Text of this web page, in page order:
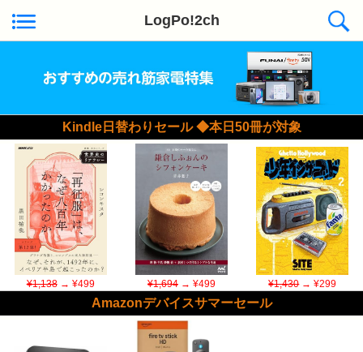
LogPo!2ch
Kindle日替わりセール ◆本日50冊が対象
¥1,138→ ¥499 ¥1,694→ ¥499 ¥1,430→ ¥299
Amazonデバイスサマーセール